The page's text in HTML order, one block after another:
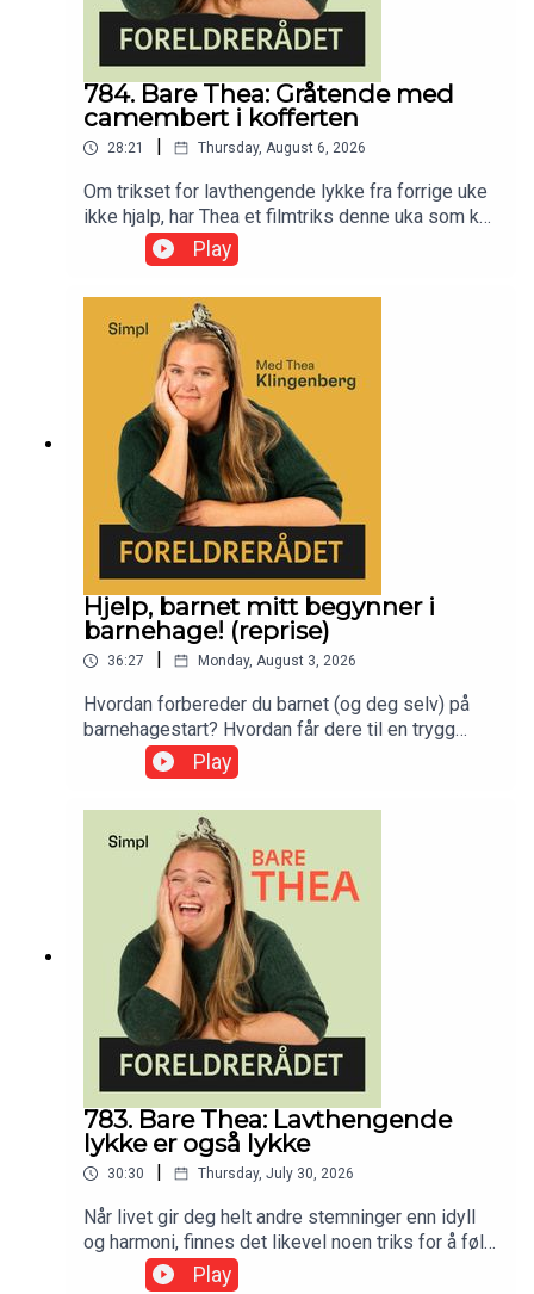
784. Bare Thea: Gråtende med
camembert i kofferten
28:21 | Thursday, August 6, 2026
Om trikset for lavthengende lykke fra forrige uke
ikke hjalp, har Thea et filmtriks denne uka som kan
funke. Og IKKE avlys sommeren før den faktisk er
Play
Hjelp, barnet mitt begynner i
barnehage! (reprise)
36:27 | Monday, August 3, 2026
Hvordan forbereder du barnet (og deg selv) på
barnehagestart? Hvordan får dere til en trygg
tilvenning – og hvordan få til et godt samarbeid
med de som skal møte barnet ditt hver dag? Med
pedagog og barnehagestyrer Line Melvold.
Denne episoden ble først publisert 12.mai 2025
Play
783. Bare Thea: Lavthengende
lykke er også lykke
30:30 Thursday, July 30, 2026
Når livet gir deg helt andre stemninger enn idyll
og harmoni, finnes det likevel noen triks for å føle
seg bedre.
Play